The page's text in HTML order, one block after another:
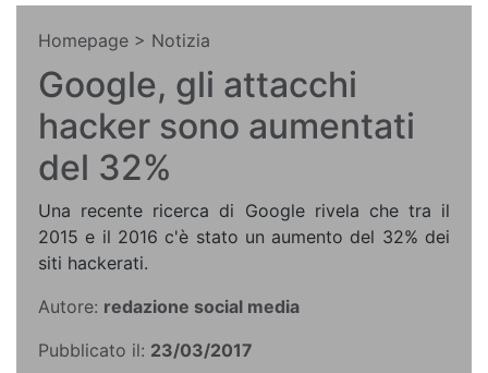
Homepage > Notizia
Google, gli attacchi
hacker sono aumentati
del 32%
Una recente ricerca di Google rivela che tra il
2015 e il 2016 c'è stato un aumento del 32% dei
siti hackerati.
Autore: redazione social media
Pubblicato il: 23/03/2017